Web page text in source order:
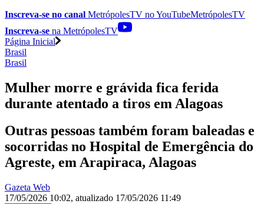
Inscreva-se no canal MetrópolesTV noYouTubeMetrópolesTV
Inscreva-se na MetrópolesTV
Página Inicial
Brasil
Brasil
Mulher morre e grávida fica ferida
durante atentado a tiros em Alagoas
Outras pessoas também foram baleadas e
socorridas no Hospital de Emergência do
Agreste, em Arapiraca, Alagoas
Gazeta Web
17/05/2026 10:02, atualizado 17/05/2026 11:49